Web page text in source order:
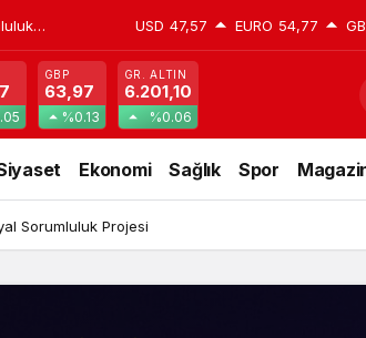
USD 47,57 EURO 54,77
GBP
63,97
%0.13
GR. ALTIN
6.201,10
%0.06
Ekonomi Sağlık Spor
Sorumluluk Projesi